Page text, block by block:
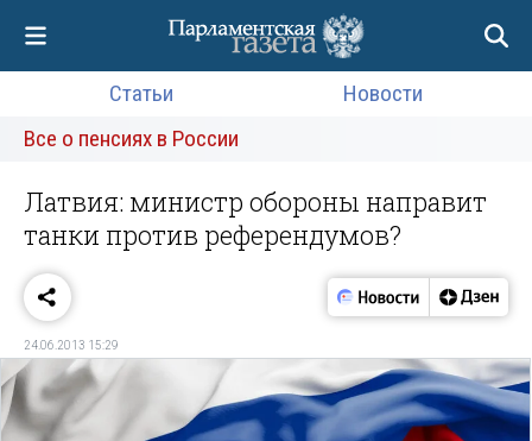
Статьи
Новости
Все о пенсиях в России
Латвия: министр обороны направит
танки против референдумов?
24.06.2013 15:29